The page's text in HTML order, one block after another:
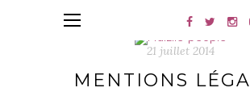
21 juillet 2014
MENTIONS